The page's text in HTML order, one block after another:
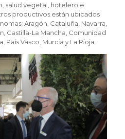
salud vegetal, hotelero e
productivos están ubicados
Aragón, Cataluña, Navarra,
Castilla-La Mancha, Comunidad
País Vasco, Murcia y La Rioja.